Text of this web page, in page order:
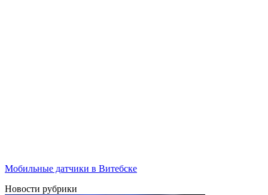
Мобильные датчики в Витебске
Новости рубрики